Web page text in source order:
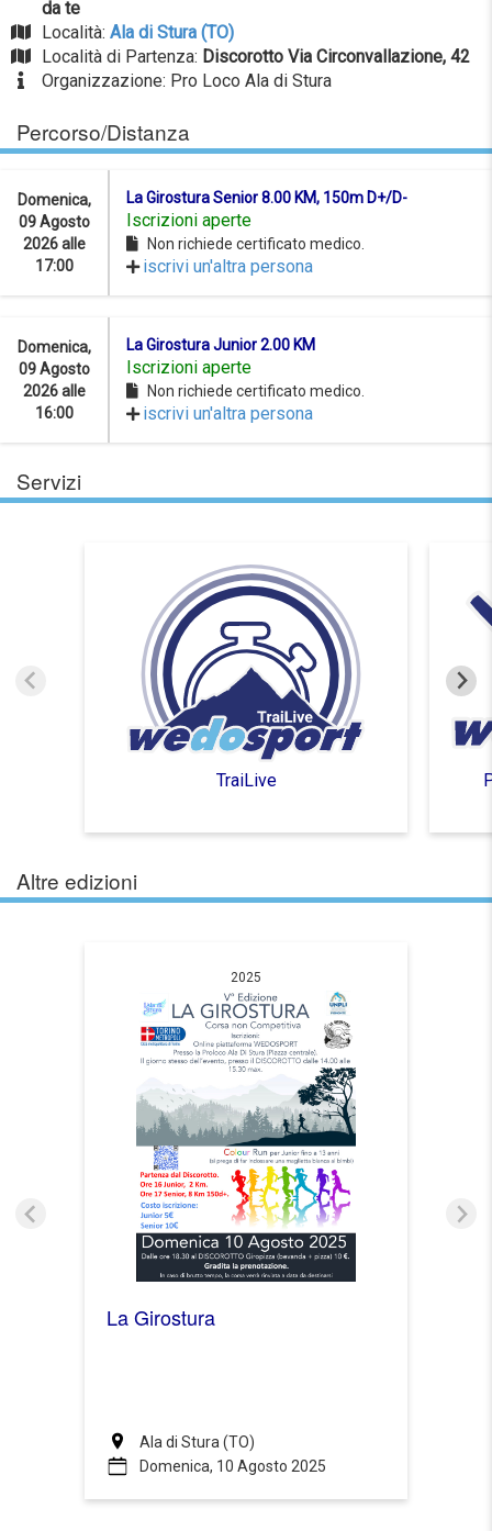
da te
Località: Ala di Stura (TO)
Località di Partenza: Discorotto Via Circonvallazione, 42
Organizzazione: Pro Loco Ala di Stura
Percorso/Distanza
Domenica,
09 Agosto
2026 alle
17:00
La Girostura Senior 8.00 KM, 150m D+/D-
Iscrizioni aperte
Non richiede certificato medico.
iscrivi un'altra persona
Domenica,
09 Agosto
2026 alle
16:00
La Girostura Junior 2.00 KM
Iscrizioni aperte
Non richiede certificato medico.
iscrivi un'altra persona
Servizi
TraiLive
Altre edizioni
2025
La Girostura
Ala di Stura (TO)
Domenica, 10 Agosto 2025